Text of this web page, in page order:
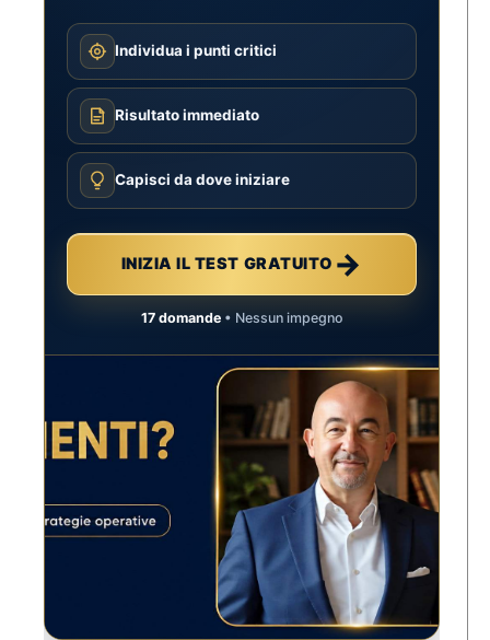
Individua i punti critici
Risultato immediato
Capisci da dove iniziare
INIZIA IL TEST GRATUITO →
17 domande• Nessun impegno